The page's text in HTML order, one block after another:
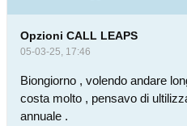
Opzioni CALL LEAPS
05-03-25, 17:46
Biongiorno , volendo andare
costa molto , pensavo di
annuale .